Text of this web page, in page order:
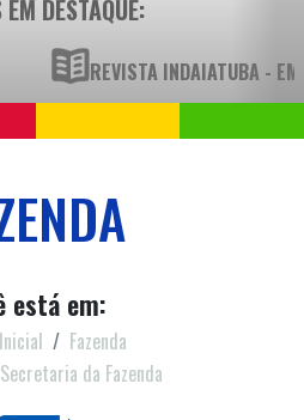
DESTAQUE:
REVISTA INDAIATUBA -
está em:
Fazenda
da Fazenda